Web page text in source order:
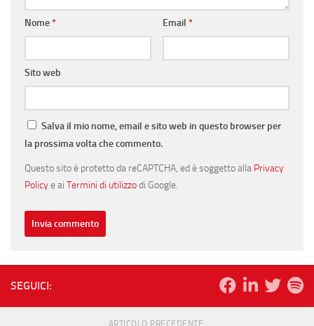
Nome* Email *
Sito web
Salva il mio nome, email e sito web in questo browser per
la prossima volta che commento.
Questo sito è protetto da reCAPTCHA, ed è soggetto alla Privacy
Policye ai Termini di utilizzodi Google.
SEGUICI:
ARTICOLO PRECEDENTE